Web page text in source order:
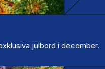
julbord i december.